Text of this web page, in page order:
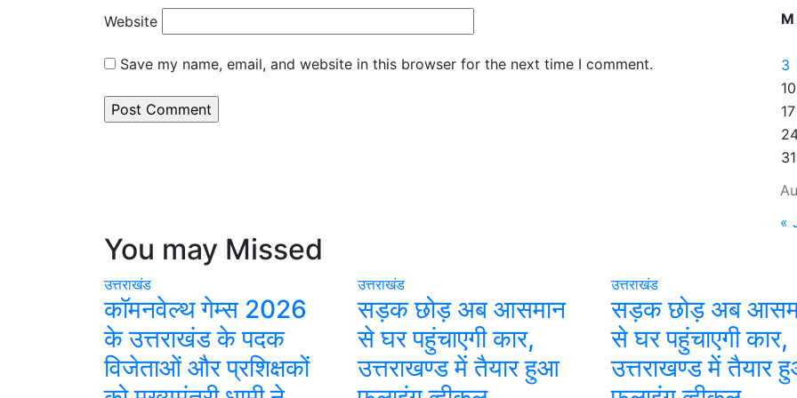
Website
Save my name, email, and website in this browser for the next time I comment.
M
3
10
17
31
«
You may Missed
उत्तराखंड
कॉमनवेल्थ गेम्स 2026
के उत्तराखंड के पदक
विजेताओं और प्रशिक्षकों
उत्तराखंड
सड़क छोड़ अब आसमान
से घर पहुंचाएगी कार,
उत्तराखण्ड में तैयार हुआ
उत्तराखंड
सड़क छोड़ अब
से घर पहुंचाएगी कार,
उत्तराखण्ड में तैयार